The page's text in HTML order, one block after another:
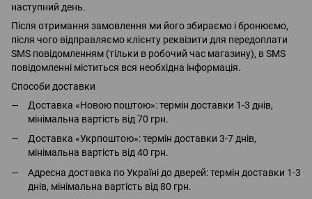
наступний день.
Після отримання замовлення ми його збираємо і бронюємо,
після чого відправляємо клієнту реквізити для передоплати
SMS повідомленням (тільки в робочий час магазину), в SMS
повідомленні міститься вся необхідна інформація.
Способи доставки
Доставка «Новою поштою»: термін доставки 1-3 днів,
мінімальна вартість від 70 грн.
Доставка «Укрпоштою»: термін доставки 3-7 днів,
мінімальна вартість від 40 грн.
Адресна доставка по Україні до дверей: термін доставки 1-3
днів, мінімальна вартість від 80 грн.